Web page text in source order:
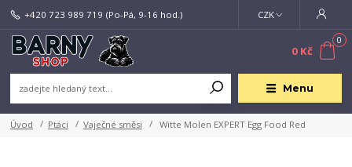
Menu
CZK
+420 723 989 719 (Po-Pá, 9-16 hod.)
0
0 Kč
Úvod Ptáci Vaječné směsi Witte Molen EXPERT Egg Food Red